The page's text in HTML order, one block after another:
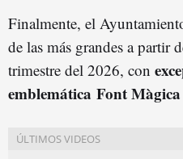
Finalmente, el
de las más grandes a partir
trimestre del 2026, con
emblemática Font